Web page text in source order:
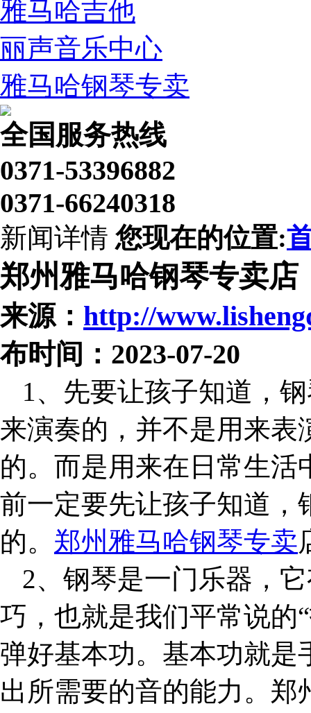
雅马哈吉他
丽声音乐中心
雅马哈钢琴专卖
全国服务热线
0371-53396882
0371-66240318
新闻详情 您现在的位置:
郑州雅马哈钢琴专卖店
来源： http://
布时间：2023-07-20
1、先要让孩子知道，
来演奏的，并不是用来表
的。而是用来在日常生
前一定要先让孩子知道，
的。 郑州雅马哈钢琴专卖
2、钢琴是一门乐器，
巧，也就是我们平常说的
弹好基本功。基本功就是
出所需要的音的能力。郑